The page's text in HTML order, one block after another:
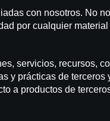
con nosotros. No
por cualquier
servicios, recursos,
y prácticas de terceros
a productos de